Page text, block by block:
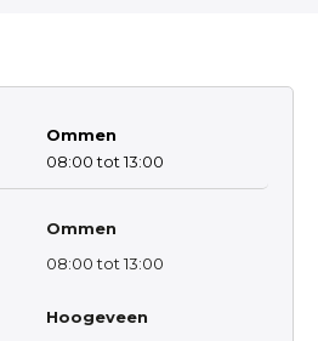
Ommen
08:00 tot 13:00
Ommen
08:00 tot 13:00
Hoogeveen